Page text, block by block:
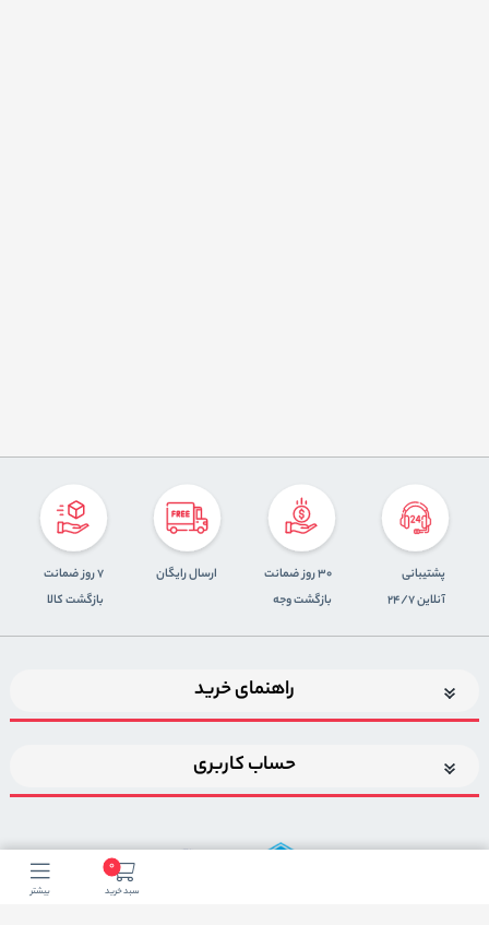
0
سبد خرید بیشتر
پشتیبانی
آنلاین 24/7
30 روز ضمانت
بازگشت وجه
ارسال رایگان
7 روز ضمانت
بازگشت کالا
راهنمای خرید
حساب کاربری